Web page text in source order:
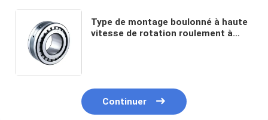
Type de montage boulonné à haute
vitesse de rotation roulement à
Continuer